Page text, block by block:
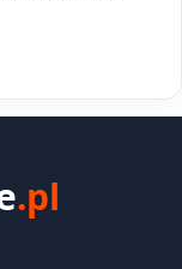
.pl